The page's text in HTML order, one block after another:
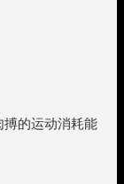
的运动消耗能